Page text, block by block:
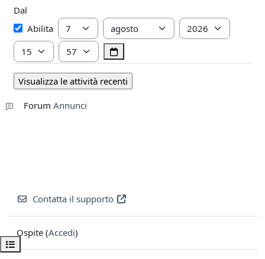
Apri indice del corso
Dal
DalAbilita Giorno Mese
Anno
Ora
Minuto
Forum Annunci
Contatta il supporto
Ospite (Accedi)